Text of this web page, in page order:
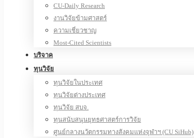
CU-Daily Research
งานวิจัยข้ามศาสตร์
ความเชี่ยวชาญ
Most-Cited Scientists
บริจาค
ทุนวิจัย
ทุนวิจัยในประเทศ
ทุนวิจัยต่างประเทศ
ทุนวิจัย สบจ.
ทุนสนับสนุนยุทธศาสตร์การวิจัย
ศูนย์กลางนวัตกรรมทางสังคมแห่งจุฬาฯ (CU SiHub)